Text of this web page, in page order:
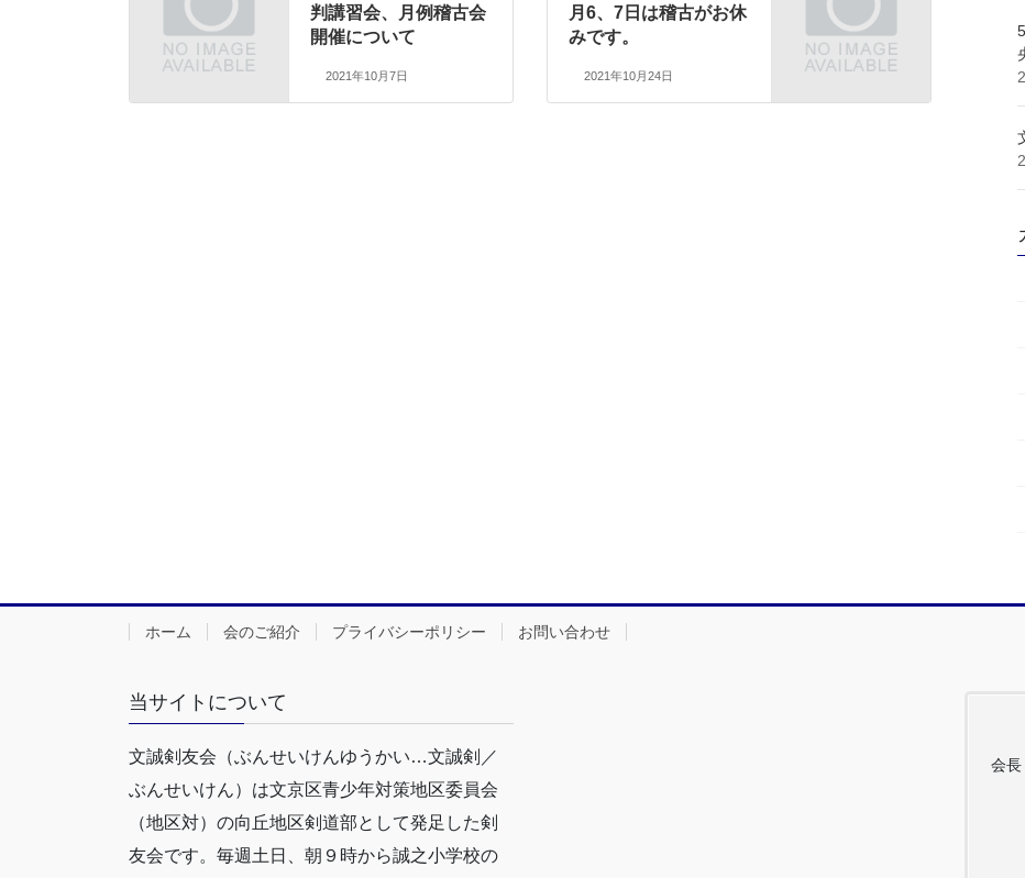
判講習会、月例稽古会
開催について
2021年10月7日
月6、7日は稽古がお休
みです。
2021年10月24日
ホーム 会のご紹介 プライバシーポリシー お問い合わせ
当サイトについて
文誠剣友会（ぶんせいけんゆうかい…文誠剣／
ぶんせいけん）は文京区青少年対策地区委員会
（地区対）の向丘地区剣道部として発足した剣
友会です。毎週土日、朝９時から誠之小学校の
会長